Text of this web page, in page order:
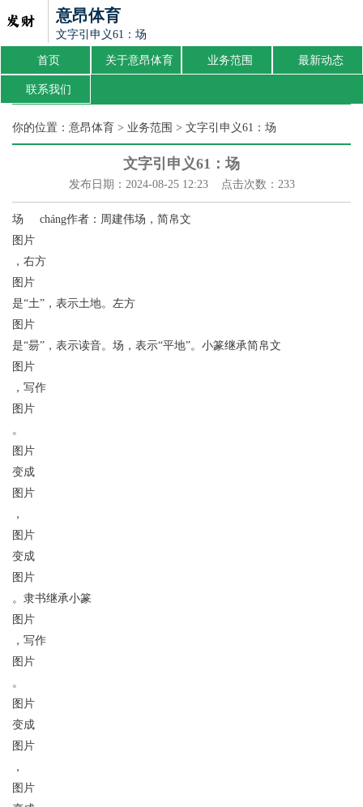
意昂体育
文字引申义61：场
首页 关于意昂体育 业务范围 最新动态
联系我们
你的位置： 意昂体育 > 业务范围 > 文字引申义61：场
文字引申义61：场
发布日期：2024-08-25 12:23 点击次数：233
场 cháng作者：周建伟场，简帛文
图片
，右方
图片
是“土”，表示土地。左方
图片
是“昜”，表示读音。场，表示“平地”。小篆继承简帛文
图片
，写作
图片
。
图片
变成
图片
，
图片
变成
图片
。隶书继承小篆
图片
，写作
图片
。
图片
变成
图片
，
图片